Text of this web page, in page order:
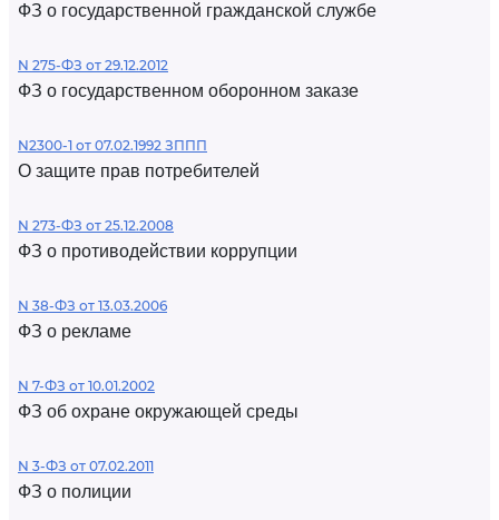
ФЗ о государственной гражданской службе
N 275-ФЗ от 29.12.2012
ФЗ о государственном оборонном заказе
N2300-1 от 07.02.1992 ЗППП
О защите прав потребителей
N 273-ФЗ от 25.12.2008
ФЗ о противодействии коррупции
N 38-ФЗ от 13.03.2006
ФЗ о рекламе
N 7-ФЗ от 10.01.2002
ФЗ об охране окружающей среды
N 3-ФЗ от 07.02.2011
ФЗ о полиции